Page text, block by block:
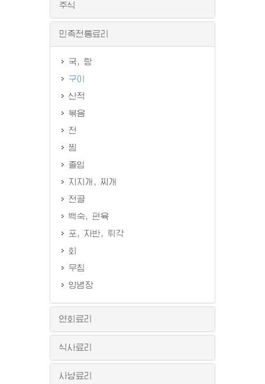
주식
민족전통료리
국, 탕
구이
산적
볶음
전
찜
졸임
지지개, 찌개
전골
백숙, 편육
포, 자반, 튀각
회
무침
양념장
연회료리
식사료리
사냥료리